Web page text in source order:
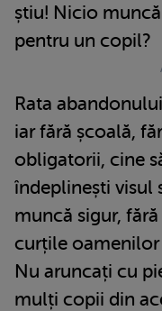
știu! Nicio
pentru un copil?
Rata
iar fără școală,
obligatorii, cine
îndeplinești visul
muncă sigur,
curțile oamenilor
Nu aruncați cu
mulți copii din